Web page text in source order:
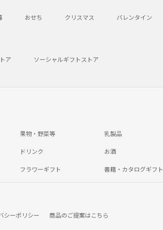
おせち クリスマス バレンタイン
ア ソーシャルギフトストア
果物・野菜等 乳製品
ドリンク お酒
フラワーギフト 書籍・カタログギフト
シーポリシー 商品のご提案はこちら